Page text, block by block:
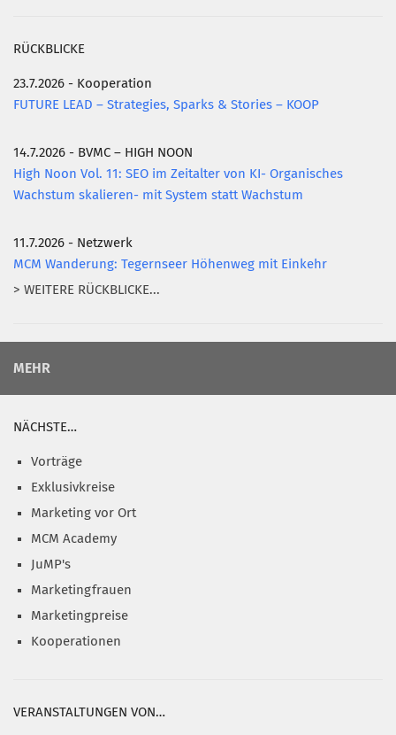
RÜCKBLICKE
23.7.2026 - Kooperation
FUTURE LEAD – Strategies, Sparks & Stories – KOOP
14.7.2026 - BVMC – HIGH NOON
High Noon Vol. 11: SEO im Zeitalter von KI- Organisches
Wachstum skalieren- mit System statt Wachstum
11.7.2026 - Netzwerk
MCM Wanderung: Tegernseer Höhenweg mit Einkehr
> WEITERE RÜCKBLICKE...
MEHR
NÄCHSTE…
Vorträge
Exklusivkreise
Marketing vor Ort
MCM Academy
JuMP's
Marketingfrauen
Marketingpreise
Kooperationen
VERANSTALTUNGEN VON…